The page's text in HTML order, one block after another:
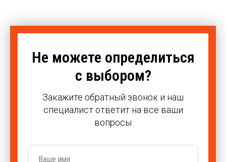
Не можете определиться
с выбором?
Закажите обратный звонок и наш
специалист ответит на все ваши
вопросы